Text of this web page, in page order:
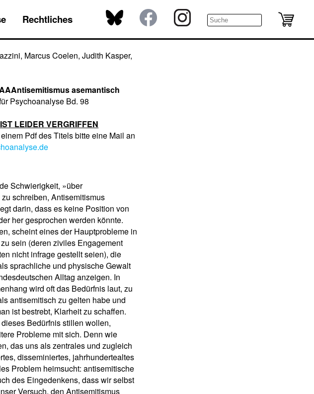
Rechtliches
Marcus Coelen, Judith Kasper,
asemantisch
Psychoanalyse Bd. 98
LEIDER VERGRIFFEN
Pdf des Titels bitte eine Mail an
Schwierigkeit, »über
schreiben, Antisemitismus
darin, dass es keine Position von
her gesprochen werden könnte.
scheint eines der Hauptprobleme in
sein (deren ziviles Engagement
nicht infrage gestellt seien), die
sprachliche und physische Gewalt
Alltag anzeigen. In
wird oft das Bedürfnis laut, zu
antisemitisch zu gelten habe und
ist bestrebt, Klarheit zu schaffen.
Bedürfnis stillen wollen,
Probleme mit sich. Denn wie
das uns als zentrales und zugleich
disseminiertes, jahrhundertealtes
Problem heimsucht: antisemitische
des Eingedenkens, dass wir selbst
Versuch, den Antisemitismus